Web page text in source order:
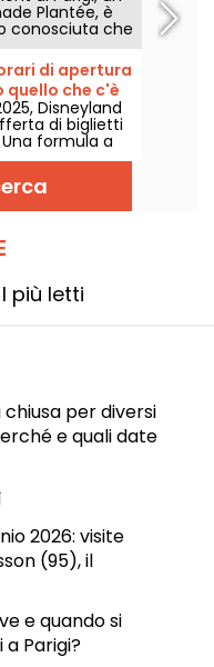
Plantée, è
conosciuta che
percorso
Bois de
des Arts. È
per scoprire
città.
di apertura
che c'è
Plan"Disneyland
di biglietti
formula a
a tutti per
spendere una
date... Vi
I più letti
per diversi
e quali date
2026: visite
(95), il
e quando si
Parigi?